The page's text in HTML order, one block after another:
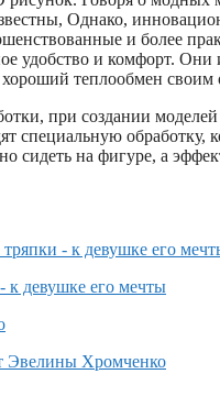
Однако,
и более
удобство и комфорт.
теплообмен своим
при создании
специальную
сидеть на фигуре, а
к девушке его мечты
Эвелины Хромченко